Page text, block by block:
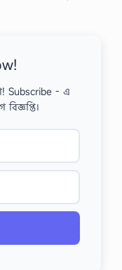
Subscribe - এ